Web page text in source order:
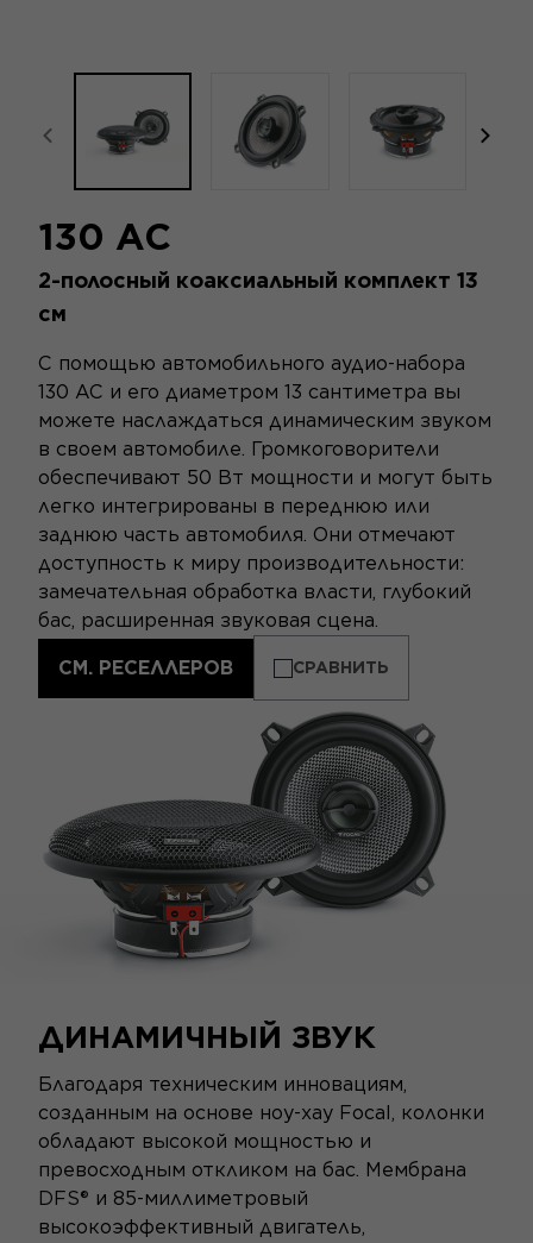
focal-naim-frontent::misc.prev_label
130 AC
2-полосный коаксиальный комплект 13
см
С помощью автомобильного аудио-набора
130 AC и его диаметром 13 сантиметра вы
можете наслаждаться динамическим звуком
в своем автомобиле. Громкоговорители
обеспечивают 50 Вт мощности и могут быть
легко интегрированы в переднюю или
заднюю часть автомобиля. Они отмечают
доступность к миру производительности:
замечательная обработка власти, глубокий
бас, расширенная звуковая сцена.
СМ. РЕСЕЛЛЕРОВ СРАВНИТЬ
ДИНАМИЧНЫЙ ЗВУК
Благодаря техническим инновациям,
созданным на основе ноу-хау Focal, колонки
обладают высокой мощностью и
превосходным откликом на бас. Мембрана
DFS® и 85-миллиметровый
высокоэффективный двигатель,